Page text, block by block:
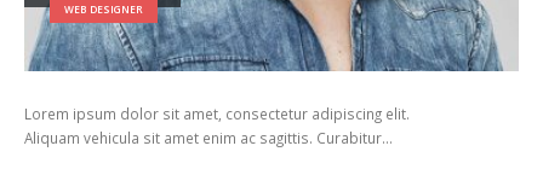
WEB DESIGNER
Lorem ipsum dolor sit amet, consectetur adipiscing elit.
Aliquam vehicula sit amet enim ac sagittis. Curabitur…